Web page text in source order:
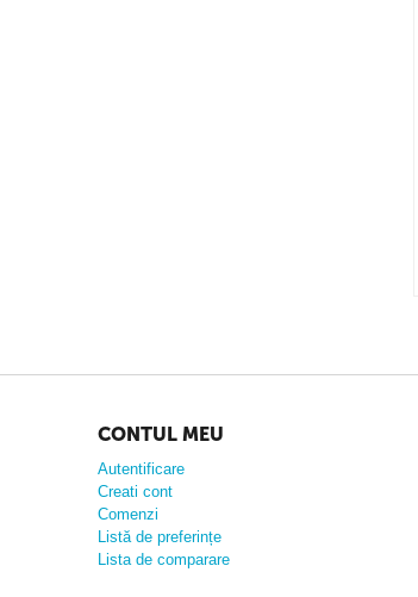
CONTUL MEU
Autentificare
Creati cont
Comenzi
Listă de preferințe
Lista de comparare